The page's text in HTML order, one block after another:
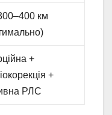
км
+
+
РЛС